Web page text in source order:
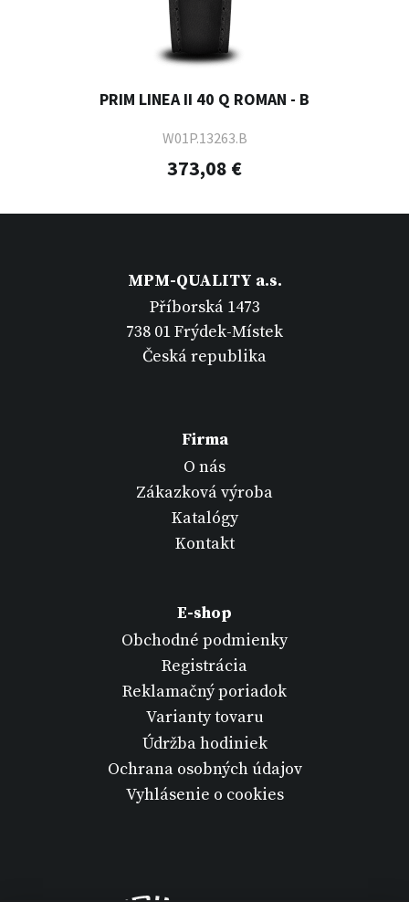
PRIM LINEA II 40 Q ROMAN - B
W01P.13263.B
373,08 €
MPM-QUALITY a.s.
Příborská 1473
738 01 Frýdek-Místek
Česká republika
Firma
O nás
Zákazková výroba
Katalógy
Kontakt
E-shop
Obchodné podmienky
Registrácia
Reklamačný poriadok
Varianty tovaru
Údržba hodiniek
Ochrana osobných údajov
Vyhlásenie o cookies